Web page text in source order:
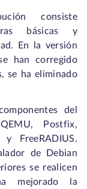
consiste
básicas y
En la versión
han corregido
se ha eliminado
del
Postfix,
y FreeRADIUS.
de Debian
se realicen
mejorado la